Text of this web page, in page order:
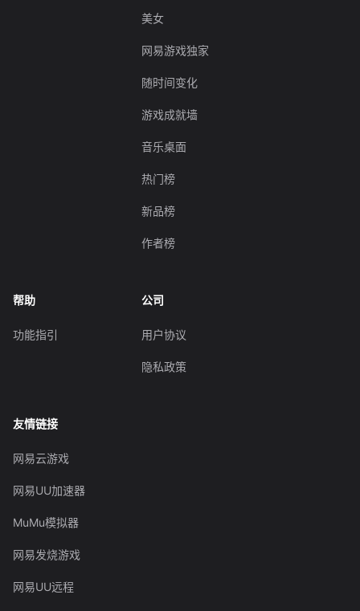
美女
网易游戏独家
随时间变化
游戏成就墙
音乐桌面
热门榜
新品榜
作者榜
帮助
功能指引
公司
用户协议
隐私政策
友情链接
网易云游戏
网易UU加速器
MuMu模拟器
网易发烧游戏
网易UU远程